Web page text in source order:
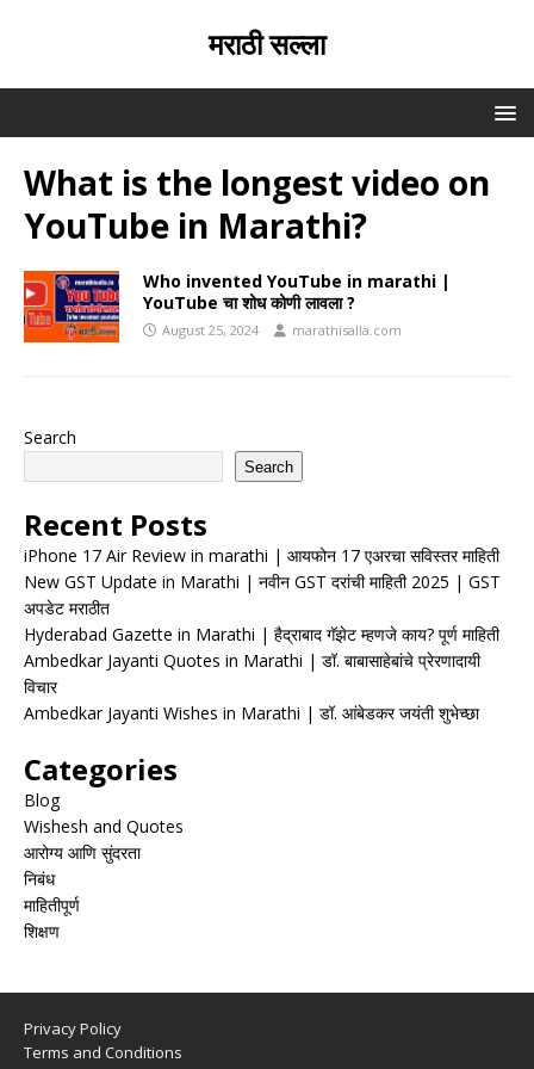
मराठी सल्ला
What is the longest video on
YouTube in Marathi?
Who invented YouTube in marathi |
YouTube चा शोध कोणी लावला ?
August 25, 2024 marathisalla.com
Search
Search
Recent Posts
iPhone 17 Air Review in marathi | आयफोन 17 एअरचा सविस्तर माहिती
New GST Update in Marathi | नवीन GST दरांची माहिती 2025 | GST
अपडेट मराठीत
Hyderabad Gazette in Marathi | हैद्राबाद गॅझेट म्हणजे काय? पूर्ण माहिती
Ambedkar Jayanti Quotes in Marathi | डॉ. बाबासाहेबांचे प्रेरणादायी
विचार
Ambedkar Jayanti Wishes in Marathi | डॉ. आंबेडकर जयंती शुभेच्छा
Categories
Blog
Wishesh and Quotes
आरोग्य आणि सुंदरता
निबंध
माहितीपूर्ण
शिक्षण
Privacy Policy
Terms and Conditions